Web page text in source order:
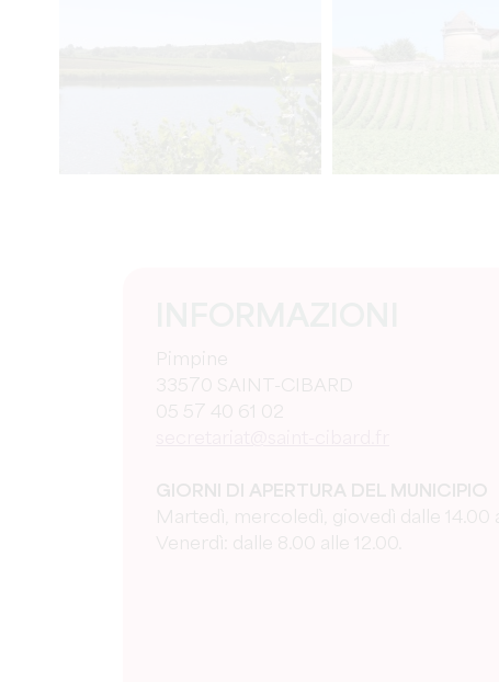
Pimpine
33570 SAINT-CIBARD
05 57 40 61 02
GIORNI DI APERTURA DEL MUNICIPIO
Martedì, mercoledì, giovedì dalle 14.00
Venerdì: dalle 8.00 alle 12.00.